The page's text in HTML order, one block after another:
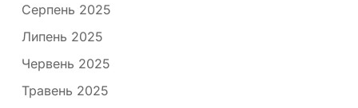
Серпень 2025
Липень 2025
Червень 2025
Травень 2025